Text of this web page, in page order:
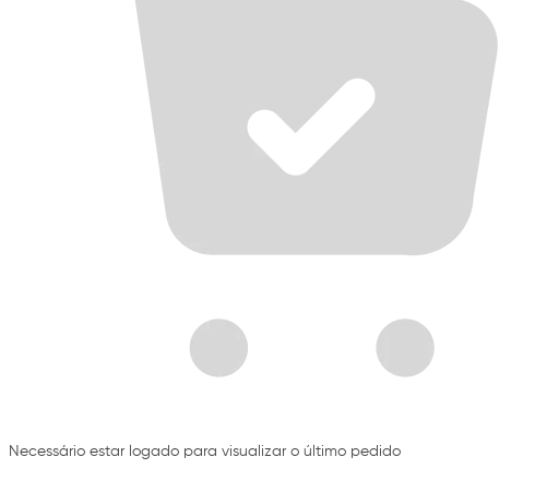
Necessário estar logado para visualizar o último pedido